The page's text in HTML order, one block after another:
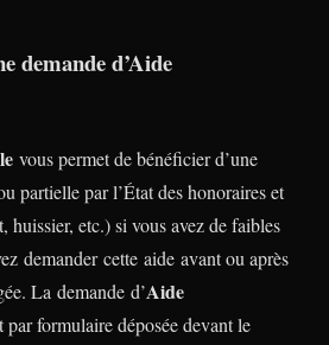
demande d’Aide
vous permet de bénéficier d’une
partielle par l’État des honoraires et
huissier, etc.) si vous avez de faibles
demander cette aide avant ou après
La demande d’Aide
par formulaire déposée devant le